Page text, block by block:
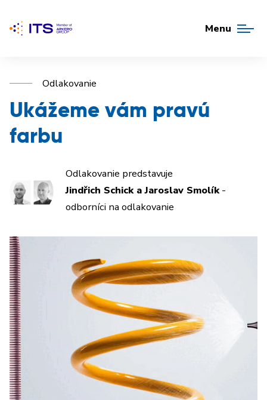
Menu
Odlakovanie
Ukážeme vám pravú
farbu
Odlakovanie predstavuje
Jindřich Schick a Jaroslav Smolík-
odborníci na odlakovanie